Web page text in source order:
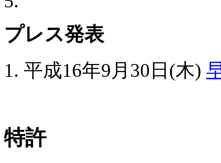
プレス発表
平成16年9月30日(木)
特許